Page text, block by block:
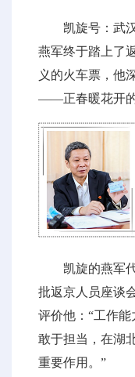
凯旋号：武
燕军终于踏上了
义的火车票，他
——正春暖花开的
凯旋的燕军
批返京人员座谈
评价他：“工作能
敢于担当，在湖
重要作用。”